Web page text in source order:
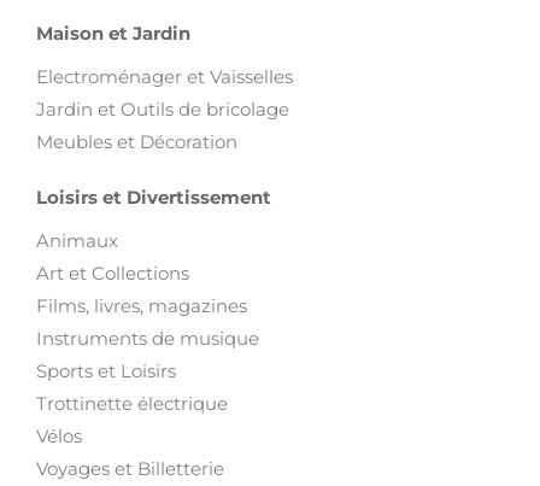
Maison et Jardin
Electroménager et Vaisselles
Jardin et Outils de bricolage
Meubles et Décoration
Loisirs et Divertissement
Animaux
Art et Collections
Films, livres, magazines
Instruments de musique
Sports et Loisirs
Trottinette électrique
Vélos
Voyages et Billetterie